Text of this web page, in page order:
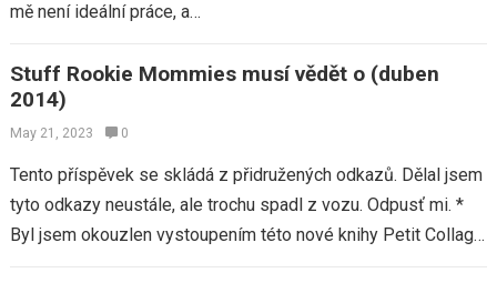
mě není ideální práce, a…
Stuff Rookie Mommies musí vědět o (duben
2014)
May 21, 2023 0
Tento příspěvek se skládá z přidružených odkazů. Dělal jsem
tyto odkazy neustále, ale trochu spadl z vozu. Odpusť mi. *
Byl jsem okouzlen vystoupením této nové knihy Petit Collage,